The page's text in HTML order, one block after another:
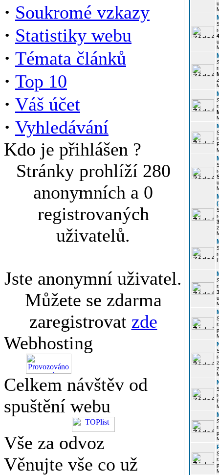
· Soukromé vzkazy
· Statistiky webu
· Témata článků
· Top 10
· Váš účet
· Vyhledávání
Kdo je přihlášen ?
Stránky prohlíží 280
anonymních a 0
registrovaných
uživatelů.
Jste anonymní uživatel.
Můžete se zdarma
zaregistrovat zde
Webhosting
Celkem návštěv od
spuštění webu
Vše za odvoz
Věnujte vše co už